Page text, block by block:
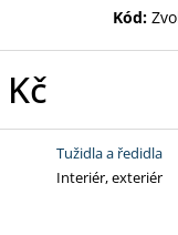
Kód:
Tužidla a ředidla
Interiér, exteriér
800